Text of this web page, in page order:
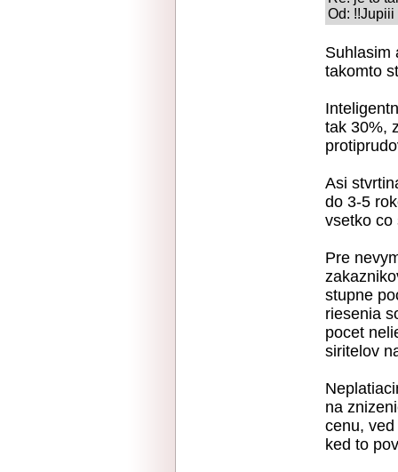
Od:
Suhlasim
takomto
tak 30%,
Asi
do 3-5
vsetko co
Pre
stupne
riesenia
pocet
siritelov
na
cenu,
ked to